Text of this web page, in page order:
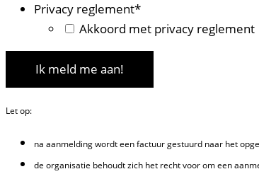
Privacy reglement*
Akkoord met privacy reglement
Ik meld me aan!
Let op:
na aanmelding wordt een factuur gestuurd naar het
de organisatie behoudt zich het recht voor om een